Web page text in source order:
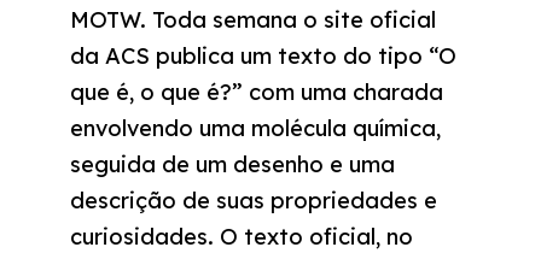
MOTW. Toda semana o site oficial
da ACS publica um texto do tipo “O
que é, o que é?” com uma charada
envolvendo uma molécula química,
seguida de um desenho e uma
descrição de suas propriedades e
curiosidades. O texto oficial, no